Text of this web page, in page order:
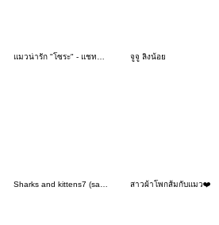
จูจู ลิงน้อย
สาวผ้าโพกส้มกับแมว❤️